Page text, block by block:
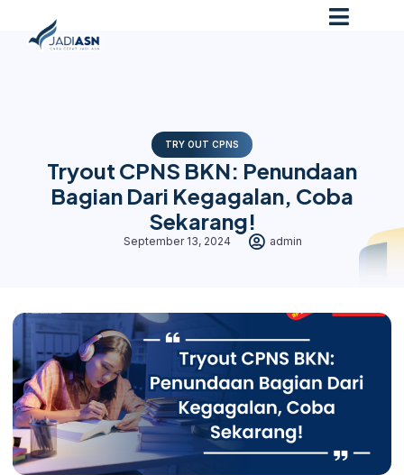
TRY OUT CPNS
Tryout CPNS BKN: Penundaan
Bagian Dari Kegagalan, Coba
Sekarang!
September 13, 2024 admin